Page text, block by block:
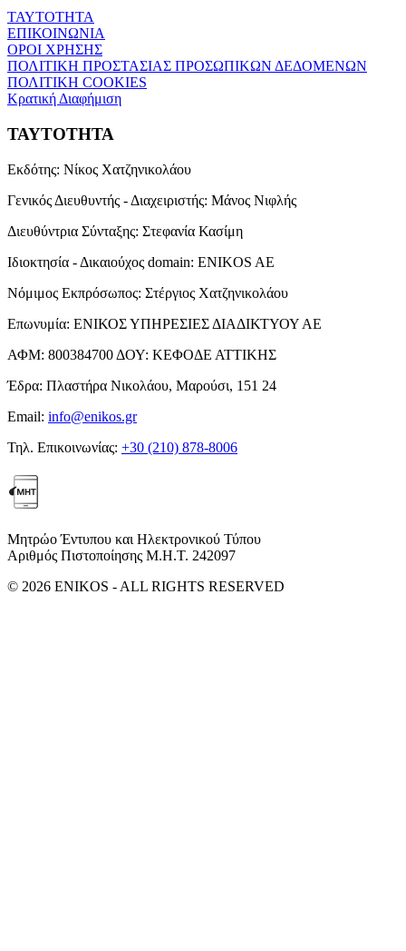
ΤΑΥΤΟΤΗΤΑ
ΕΠΙΚΟΙΝΩΝΙΑ
ΟΡΟΙ ΧΡΗΣΗΣ
ΠΟΛΙΤΙΚΗ ΠΡΟΣΤΑΣΙΑΣ ΠΡΟΣΩΠΙΚΩΝ ΔΕΔΟΜΕΝΩΝ
ΠΟΛΙΤΙΚΗ COOKIES
Κρατική Διαφήμιση
ΤΑΥΤΟΤΗΤΑ
Εκδότης: Νίκος Χατζηνικολάου
Γενικός Διευθυντής - Διαχειριστής: Μάνος Νιφλής
Διευθύντρια Σύνταξης: Στεφανία Κασίμη
Ιδιοκτησία - Δικαιούχος domain: ENIKOS AE
Νόμιμος Εκπρόσωπος: Στέργιος Χατζηνικολάου
Επωνυμία: ΕΝΙΚΟΣ ΥΠΗΡΕΣΙΕΣ ΔΙΑΔΙΚΤΥΟΥ ΑΕ
ΑΦΜ: 800384700 ΔΟΥ: ΚΕΦΟΔΕ ΑΤΤΙΚΗΣ
Έδρα: Πλαστήρα Νικολάου, Μαρούσι, 151 24
Email: info@enikos.gr
Τηλ. Επικοινωνίας: +30 (210) 878-8006
Μητρώο Έντυπου και Ηλεκτρονικού Τύπου
Αριθμός Πιστοποίησης Μ.Η.Τ. 242097
© 2026 ENIKOS - ALL RIGHTS RESERVED